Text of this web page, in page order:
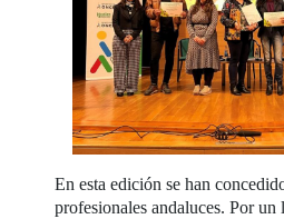
En esta edición se han
profesionales andaluces. Por un